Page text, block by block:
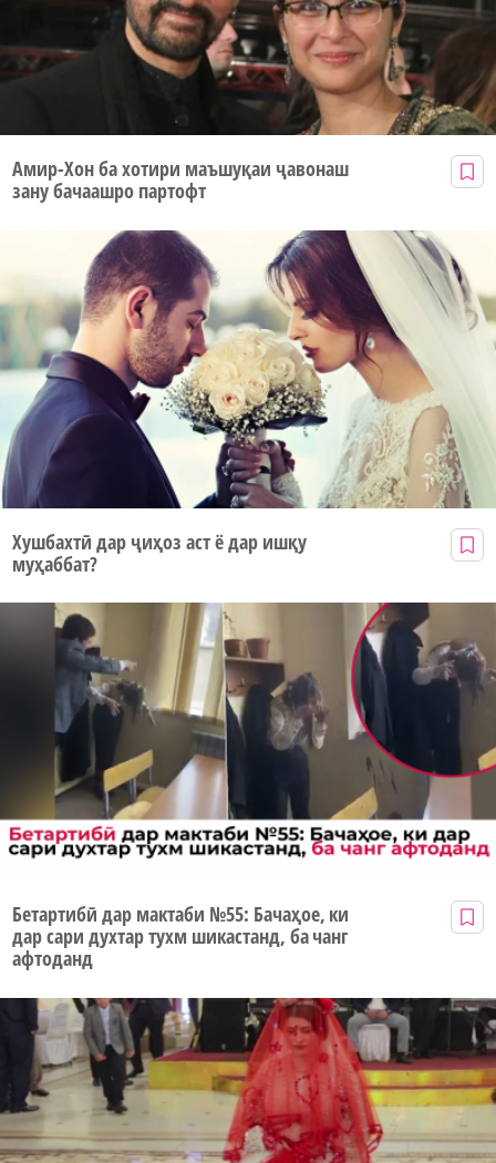
Амир-Хон ба хотири маъшуқаи ҷавонаш
зану бачаашро партофт
Хушбахтӣ дар ҷиҳоз аст ё дар ишқу
муҳаббат?
Бетартибӣ дар мактаби №55: Бачаҳое, ки
дар сари духтар тухм шикастанд, ба чанг
афтоданд